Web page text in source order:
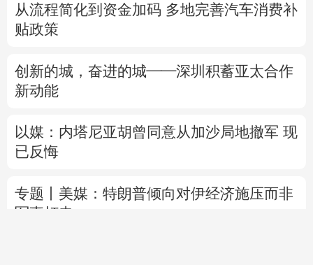
从流程简化到资金加码 多地完善汽车消费补
贴政策
创新的城，奋进的城——深圳积蓄亚太合作
新动能
以媒：内塔尼亚胡曾同意从加沙局地撤军 现
已反悔
专题丨 美媒：特朗普倾向对伊经济施压而非
军事打击